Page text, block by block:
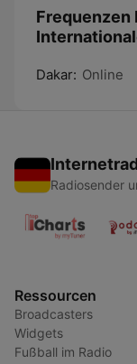
Frequenzen
Dakar: Online
Radiosender
Ressourcen
Broadcasters
Widgets
Fußball im Radio